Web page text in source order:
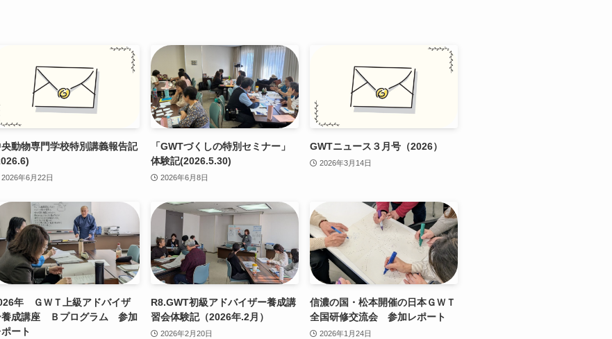
動物専門学校特別講義報告記
2026年6月22日
「GWTづくしの特別セミナー」
体験記(2026.5.30)
2026年6月8日
GWTニュース３月号（2026）
2026年3月14日
年 ＧＷＴ上級アドバイザ
養成講座 Ｂプログラム 参加
ポート
R8.GWT初級アドバイザー養成講
習会体験記（2026年.2月）
2026年2月20日
信濃の国・松本開催の日本ＧＷＴ
全国研修交流会 参加レポート
2026年1月24日